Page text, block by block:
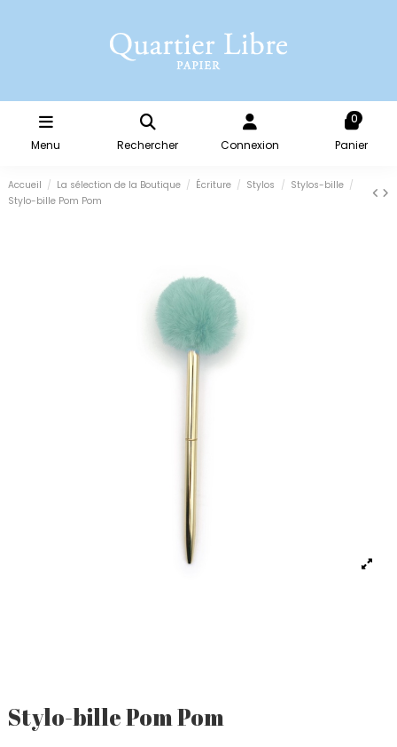
Menu Rechercher Connexion
0
Panier
Accueil La sélection de la Boutique Écriture Stylos
Stylos-bille
Stylo-bille Pom Pom
Stylo-bille Pom Pom